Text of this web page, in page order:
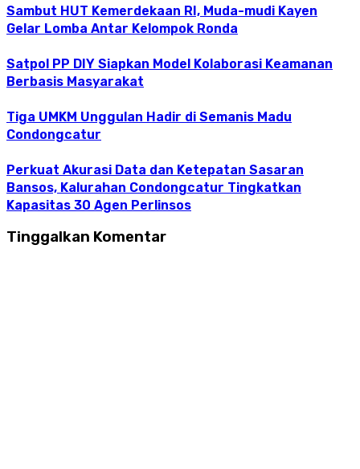
Sambut HUT Kemerdekaan RI, Muda-mudi Kayen
Gelar Lomba Antar Kelompok Ronda
Satpol PP DIY Siapkan Model Kolaborasi Keamanan
Berbasis Masyarakat
Tiga UMKM Unggulan Hadir di Semanis Madu
Condongcatur
Perkuat Akurasi Data dan Ketepatan Sasaran
Bansos, Kalurahan Condongcatur Tingkatkan
Kapasitas 30 Agen Perlinsos
Tinggalkan Komentar